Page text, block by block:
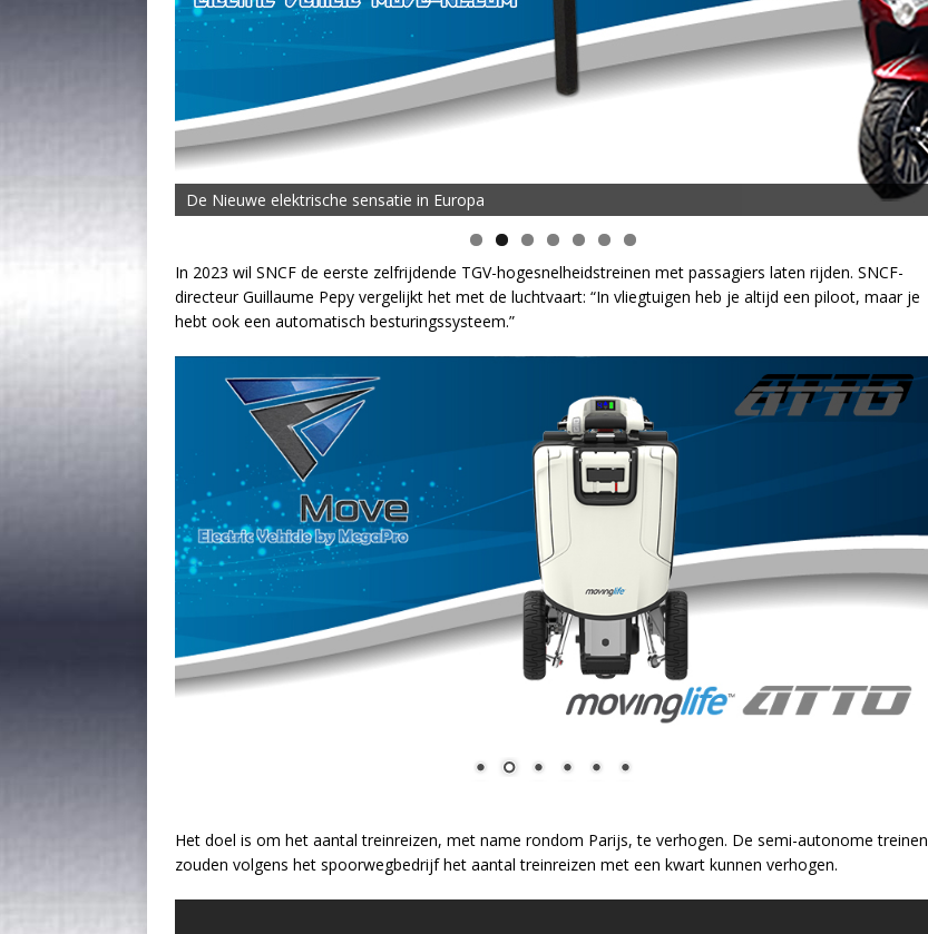
De Nieuwe elektrische sensatie in Europa
De MOVE Vigorous 1500 Highline | 45 km Topsnelheid en 50 km Actieradius
In 2023 wil SNCF de eerste zelfrijdende TGV-hogesnelheidstreinen met passagiers laten rijden. SNCF-
directeur Guillaume Pepy vergelijkt het met de luchtvaart: “In vliegtuigen heb je altijd een piloot, maar je
hebt ook een automatisch besturingssysteem.”
Het doel is om het aantal treinreizen, met name rondom Parijs, te verhogen. De semi-autonome treinen
zouden volgens het spoorwegbedrijf het aantal treinreizen met een kwart kunnen verhogen.